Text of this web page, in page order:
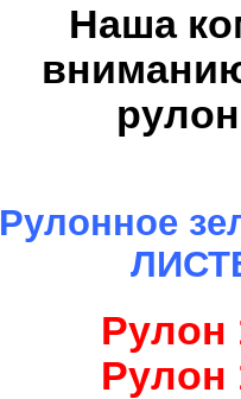
Наша
Рулонное
Рулон
Рулон